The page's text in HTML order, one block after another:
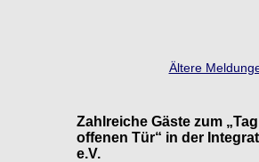
Ältere
Zahlreiche Gäste zum
offenen Tür“ in der
e.V.